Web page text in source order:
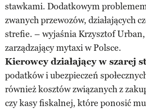
stawkami. Dodatkowym
zwanych przewozów, działających
strefie. – wyjaśnia Krzysztof
zarządzający mytaxi w Polsce.
Kierowcy działający w szarej
podatków i ubezpieczeń
również kosztów związanych z
czy kasy fiskalnej, które ponosić